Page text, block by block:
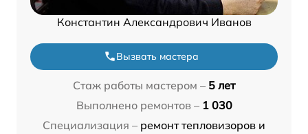
Константин Александрович Иванов
Вызвать мастера
Стаж работы мастером – 5 лет
Выполнено ремонтов – 1 030
Специализация – ремонт тепловизоров и